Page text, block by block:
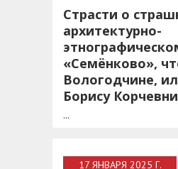
русская этническая культура
Страсти о
архитектурно-
«Семёнково»,
Вологодчине,
Борису
...
17 ЯНВАРЯ 2025 Г.